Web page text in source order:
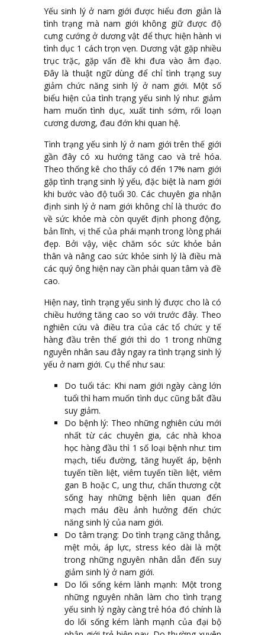
Yếu sinh lý ở nam giới được hiểu đơn giản là
tình trạng mà nam giới không giữ được độ
cưng cướng ở dương vật để thực hiện hành vi
tình dục 1 cách trọn vẹn. Dương vật gặp nhiều
trục trặc, gặp vấn đề khi đưa vào âm đạo.
Đây là thuật ngữ dùng để chỉ tình trạng suy
giảm chức năng sinh lý ở nam giới. Một số
biểu hiện của tình trạng yếu sinh lý như: giảm
ham muốn tình dục, xuất tinh sớm, rối loạn
cương dương, đau đớn khi quan hệ.
Tình trạng yếu sinh lý ở nam giới trên thế giới
gần đây có xu hướng tăng cao và trẻ hóa.
Theo thống kê cho thấy có đến 17% nam giới
gặp tình trạng sinh lý yếu, đặc biệt là nam giới
khi bước vào độ tuổi 30. Các chuyên gia nhận
định sinh lý ở nam giới không chỉ là thước đo
về sức khỏe mà còn quyết định phong động,
bản lĩnh, vị thế của phái mạnh trong lòng phái
đẹp. Bởi vậy, việc chăm sóc sức khỏe bản
thân và nâng cao sức khỏe sinh lý là điều mà
các quý ông hiện nay cần phải quan tâm và đề
cao.
Hiện nay, tình trạng yếu sinh lý được cho là có
chiều hướng tăng cao so với trước đây. Theo
nghiên cứu và điều tra của các tổ chức y tế
hàng đầu trên thế giới thì do 1 trong những
nguyên nhân sau đây ngay ra tình trạng sinh lý
yếu ở nam giới. Cụ thể như sau:
Do tuổi tác: Khi nam giới ngày càng lớn
tuổi thì ham muốn tình dục cũng bắt đầu
suy giảm.
Do bệnh lý: Theo những nghiên cứu mới
nhất từ các chuyên gia, các nhà khoa
học hàng đầu thì 1 số loại bệnh như: tim
mạch, tiểu đường, tăng huyết áp, bệnh
tuyến tiền liệt, viêm tuyến tiền liệt, viêm
gan B hoặc C, ung thư, chấn thương cột
sống hay những bệnh liên quan đến
mạch máu đều ảnh hưởng đến chức
năng sinh lý của nam giới.
Do tâm trạng: Do tình trạng căng thẳng,
mệt mỏi, áp lực, stress kéo dài là một
trong những nguyên nhân dẫn đến suy
giảm sinh lý ở nam giới.
Do lối sống kém lành mạnh: Một trong
những nguyên nhân làm cho tình trạng
yếu sinh lý ngày càng trẻ hóa đó chính là
do lối sống kém lành mạnh của đại bộ